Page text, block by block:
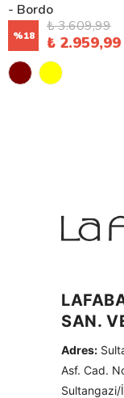
- Bordo
%18
₺ 3.609,99
₺ 2.959,99
SAN.
Adres:
Asf. Cad.
Sultangazi/